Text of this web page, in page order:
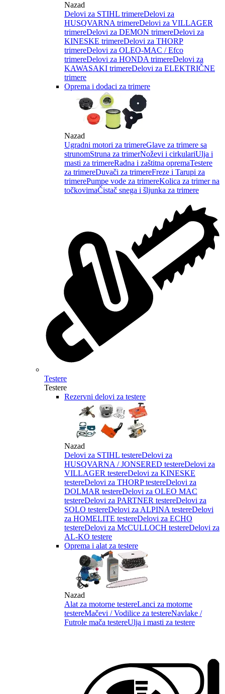
Nazad
Delovi za STIHL trimereDelovi za
HUSQVARNA trimereDelovi za VILLAGER
trimereDelovi za DEMON trimereDelovi za
KINESKE trimereDelovi za THORP
trimereDelovi za OLEO-MAC / Efco
trimereDelovi za HONDA trimereDelovi za
KAWASAKI trimereDelovi za ELEKTRIČNE
trimere
Oprema i dodaci za trimere
Nazad
Ugradni motori za trimereGlave za trimere sa
strunomStruna za trimerNoževi i cirkulariUlja i
masti za trimereRadna i zaštitna opremaTestere
za trimereDuvači za trimereFreze i Tarupi za
trimerePumpe vode za trimereKolica za trimer na
točkovimaČistač snega i šljunka za trimere
Testere
Testere
Rezervni delovi za testere
Nazad
Delovi za STIHL testereDelovi za
HUSQVARNA / JONSERED testereDelovi za
VILLAGER testereDelovi za KINESKE
testereDelovi za THORP testereDelovi za
DOLMAR testereDelovi za OLEO MAC
testereDelovi za PARTNER testereDelovi za
SOLO testereDelovi za ALPINA testereDelovi
za HOMELITE testereDelovi za ECHO
testereDelovi za McCULLOCH testereDelovi za
AL-KO testere
Oprema i alat za testere
Nazad
Alat za motorne testereLanci za motorne
testereMačevi / Vodilice za testereNavlake /
Futrole mača testereUlja i masti za testere